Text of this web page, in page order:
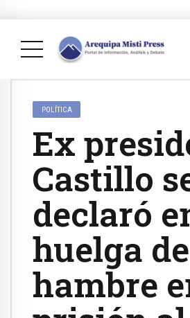
POLÍTICA
Ex
Castillo
declaró
huelga de
hambre